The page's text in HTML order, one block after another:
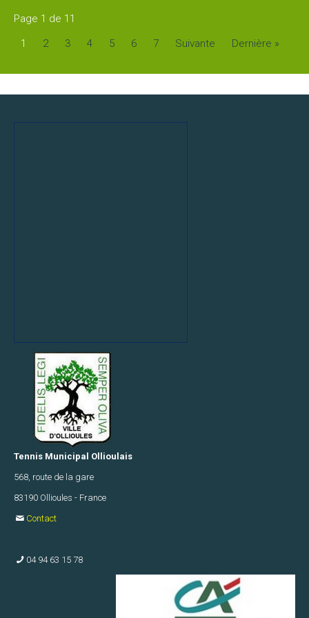
Jouer
La
presse
en
parle
Infos
utiles
Page 1 de 11
1
2 3 4 5 6 7 Suivante Dernière »
Tennis Municipal Ollioulais
568, route de la gare
83190 Ollioules - France
Contact
04 94 63 15 78